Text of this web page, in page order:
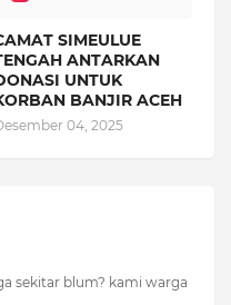
SIMEULUE
ANTARKAN
UNTUK
BANJIR ACEH
04, 2025
sekitar blum? kami warga